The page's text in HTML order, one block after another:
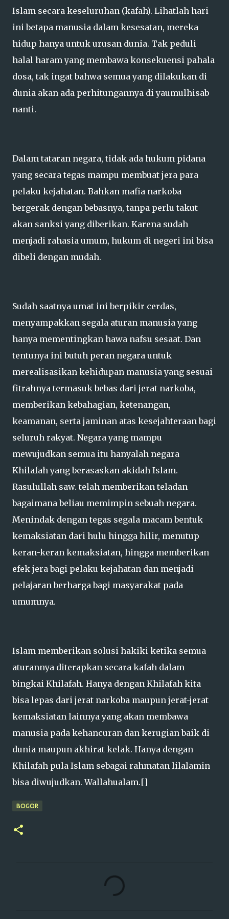
Islam secara keseluruhan (kafah). Lihatlah hari
ini betapa manusia dalam kesesatan, mereka
hidup hanya untuk urusan dunia. Tak peduli
halal haram yang membawa konsekuensi pahala
dosa, tak ingat bahwa semua yang dilakukan di
dunia akan ada perhitungannya di yaumulhisab
nanti.
Dalam tataran negara, tidak ada hukum pidana
yang secara tegas mampu membuat jera para
pelaku kejahatan. Bahkan mafia narkoba
bergerak dengan bebasnya, tanpa perlu takut
akan sanksi yang diberikan. Karena sudah
menjadi rahasia umum, hukum di negeri ini bisa
dibeli dengan mudah.
Sudah saatnya umat ini berpikir cerdas,
menyampakkan segala aturan manusia yang
hanya mementingkan hawa nafsu sesaat. Dan
tentunya ini butuh peran negara untuk
merealisasikan kehidupan manusia yang sesuai
fitrahnya termasuk bebas dari jerat narkoba,
memberikan kebahagian, ketenangan,
keamanan, serta jaminan atas kesejahteraan bagi
seluruh rakyat. Negara yang mampu
mewujudkan semua itu hanyalah negara
Khilafah yang berasaskan akidah Islam.
Rasulullah saw. telah memberikan teladan
bagaimana beliau memimpin sebuah negara.
Menindak dengan tegas segala macam bentuk
kemaksiatan dari hulu hingga hilir, menutup
keran-keran kemaksiatan, hingga memberikan
efek jera bagi pelaku kejahatan dan menjadi
pelajaran berharga bagi masyarakat pada
umumnya.
Islam memberikan solusi hakiki ketika semua
aturannya diterapkan secara kafah dalam
bingkai Khilafah. Hanya dengan Khilafah kita
bisa lepas dari jerat narkoba maupun jerat-jerat
kemaksiatan lainnya yang akan membawa
manusia pada kehancuran dan kerugian baik di
dunia maupun akhirat kelak. Hanya dengan
Khilafah pula Islam sebagai rahmatan lilalamin
bisa diwujudkan. Wallahualam.[]
BOGOR